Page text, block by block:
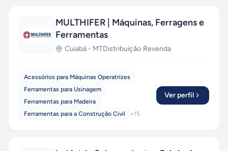
MULTHIFER | Máquinas, Ferragens e
Ferramentas
Cuiabá - MTDistribuição·Revenda
Acessórios para Máquinas Operatrizes
Ferramentas para Usinagem
Ferramentas para Madeira
Ferramentas para a Construção Civil
+15
Ver perfil